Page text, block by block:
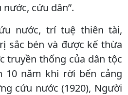
cứu dân”.
nước, trí tuệ thiên tài,
sắc bén và được kế thừa
truyền thống của dân tộc
10 năm khi rời bến cảng
cứu nước (1920), Người